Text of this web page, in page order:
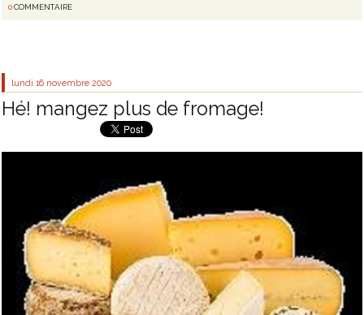
0COMMENTAIRE
lundi 16 novembre 2020
Hé! mangez plus de fromage!